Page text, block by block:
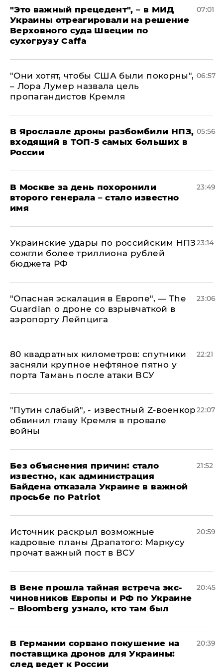
"Это важный прецедент", – в МИД
Украины отреагировали на решение
Верховного суда Швеции по
сухогрузу Caffa
07:01
"Они хотят, чтобы США были покорны",
– Лора Лумер назвала цель
пропагандистов Кремля
06:57
В Ярославле дроны разбомбили НПЗ,
входящий в ТОП-5 самых больших в
России
05:56
В Москве за день похоронили
второго генерала – стало известно
имя
23:49
Украинские удары по российским НПЗ
сожгли более триллиона рублей
бюджета РФ
23:14
"Опасная эскалация в Европе", — The
Guardian о дроне со взрывчаткой в
аэропорту Лейпцига
23:06
80 квадратных километров: спутники
засняли крупное нефтяное пятно у
порта Тамань после атаки ВСУ
22:21
​"Путин слабый", - известный Z-военкор
обвинил главу Кремля в провале
войны
22:07
Без объяснения причин: стало
известно, как администрация
Байдена отказала Украине в важной
просьбе по Patriot
21:52
​Источник раскрыл возможные
кадровые планы Драпатого: Маркусу
прочат важный пост в ВСУ
20:59
В Вене прошла тайная встреча экс-
чиновников Европы и РФ по Украине
– Bloomberg узнало, кто там был
20:45
​В Германии сорвано покушение на
поставщика дронов для Украины:
след ведет к России
20:39